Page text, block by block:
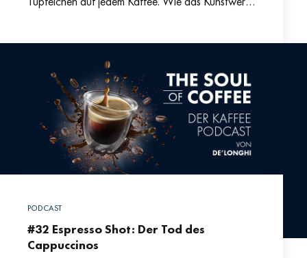
PODCAST
#32 Espresso Shot: Der Tod des
Cappuccinos